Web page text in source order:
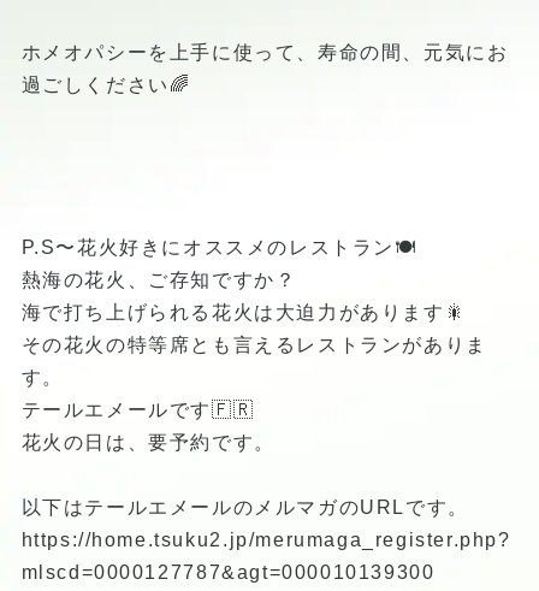
ホメオパシーを上手に使って、寿命の間、元気にお
過ごしください🌈
P.S〜花火好きにオススメのレストラン🍽️
熱海の花火、ご存知ですか？
海で打ち上げられる花火は大迫力があります🎇
その花火の特等席とも言えるレストランがありま
す。
テールエメールです🇫🇷
花火の日は、要予約です。
以下はテールエメールのメルマガのURLです。
https://home.tsuku2.jp/merumaga_register.php?
mlscd=0000127787&agt=000010139300